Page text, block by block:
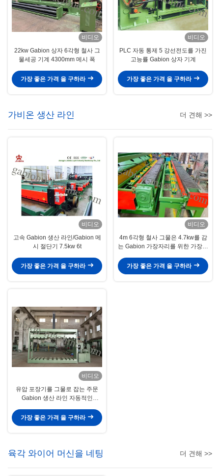
비디오
22kw Gabion 상자 6각형 철사 그
물세공 기계 4300mm 메시 폭
가장 좋은 가격 을 구하라
비디오
PLC 자동 통제 5 강선전도를 가진
고능률 Gabion 상자 기계
가장 좋은 가격 을 구하라
가비온 생산 라인 더 견해 >>
비디오
고속 Gabion 생산 라인/Gabion 메
시 절단기 7.5kw 6t
가장 좋은 가격 을 구하라
비디오
4m 6각형 철사 그물은 4.7kw를 감
는 Gabion 가장자리를 위한 가장자
가장 좋은 가격 을 구하라
비디오
유압 포장기를 그물로 잡는 주문
Gabion 생산 라인 자동적인
가장 좋은 가격 을 구하라
육각 와이어 머신을 네팅 더 견해 >>